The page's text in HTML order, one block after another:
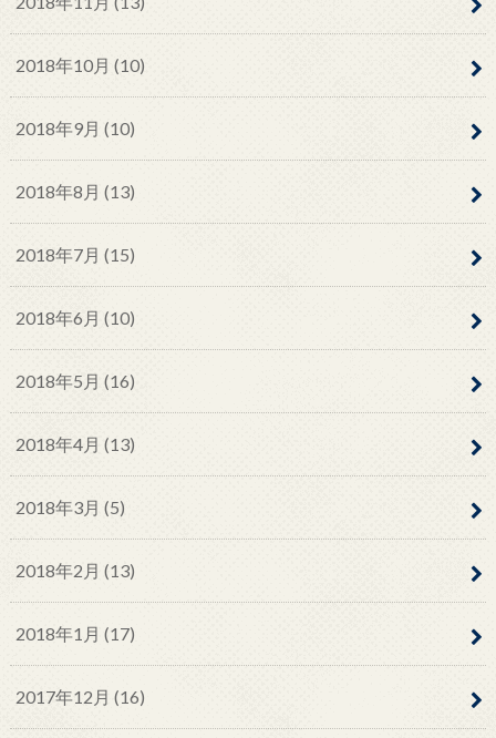
2018年10月 (10)
2018年9月 (10)
2018年8月 (13)
2018年7月 (15)
2018年6月 (10)
2018年5月 (16)
2018年4月 (13)
2018年3月 (5)
2018年2月 (13)
2018年1月 (17)
2017年12月 (16)